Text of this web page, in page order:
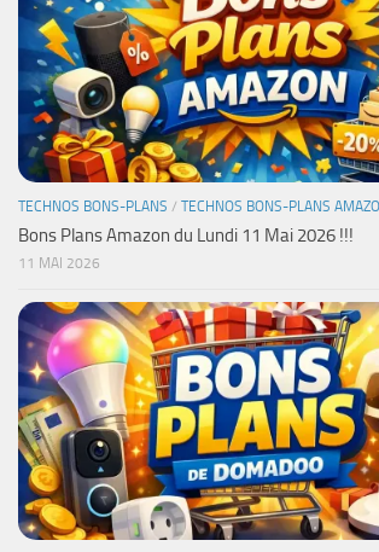
TECHNOS BONS-PLANS / TECHNOS BONS-PLANS
Bons Plans Amazon du Lundi 11 Mai 2026 !!!
11 MAI 2026